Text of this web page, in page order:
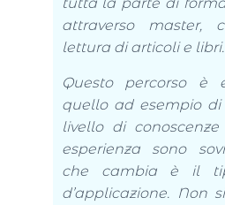
attraverso master,
lettura di articoli e libri.
Questo percorso è
quello ad esempio di
livello di
esperienza sono
che cambia è il
d’applicazione. Non